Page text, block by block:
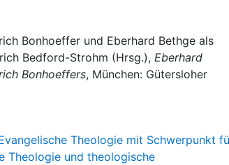
Bonhoeffer und Eberhard Bethge als
Bedford-Strohm (Hrsg.), Eberhard
Bonhoeffers, München: Gütersloher
Theologie mit Schwerpunkt
Theologie und theologische